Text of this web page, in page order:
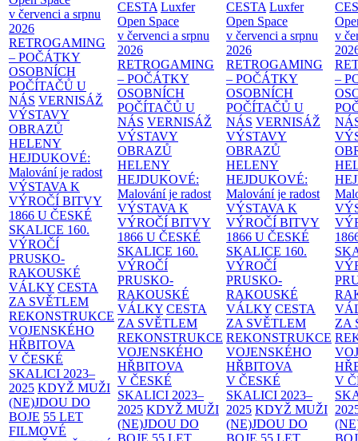
v červenci a srpnu
2026
RETROGAMING
– POČÁTKY
OSOBNÍCH
POČÍTAČŮ U
NÁS VERNISÁŽ
VÝSTAVY
OBRAZŮ
HELENY
HEJDUKOVÉ:
Malování je radost
VÝSTAVA K
VÝROČÍ BITVY
1866 U ČESKÉ
SKALICE 160.
VÝROČÍ
PRUSKO-
RAKOUSKÉ
VÁLKY CESTA
ZA SVĚTLEM
REKONSTRUKCE
VOJENSKÉHO
HŘBITOVA
V ČESKÉ
SKALICI 2023–
2025 KDYŽ MUŽI
(NE)JDOU DO
BOJE 55 LET
FILMOVÉ
CESTA Luxfer
Open Space
v červenci a srpnu
2026
RETROGAMING
– POČÁTKY
OSOBNÍCH
POČÍTAČŮ U
NÁS VERNISÁŽ
VÝSTAVY
OBRAZŮ
HELENY
HEJDUKOVÉ:
Malování je radost
VÝSTAVA K
VÝROČÍ BITVY
1866 U ČESKÉ
SKALICE 160.
VÝROČÍ
PRUSKO-
RAKOUSKÉ
VÁLKY CESTA
ZA SVĚTLEM
REKONSTRUKCE
VOJENSKÉHO
HŘBITOVA
V ČESKÉ
SKALICI 2023–
2025 KDYŽ MUŽI
(NE)JDOU DO
BOJE 55 LET
CESTA Luxfer
Open Space
v červenci a srpnu
2026
RETROGAMING
– POČÁTKY
OSOBNÍCH
POČÍTAČŮ U
NÁS VERNISÁŽ
VÝSTAVY
OBRAZŮ
HELENY
HEJDUKOVÉ:
Malování je radost
VÝSTAVA K
VÝROČÍ BITVY
1866 U ČESKÉ
SKALICE 160.
VÝROČÍ
PRUSKO-
RAKOUSKÉ
VÁLKY CESTA
ZA SVĚTLEM
REKONSTRUKCE
VOJENSKÉHO
HŘBITOVA
V ČESKÉ
SKALICI 2023–
2025 KDYŽ MUŽI
(NE)JDOU DO
BOJE 55 LET
v
–
ZA
V